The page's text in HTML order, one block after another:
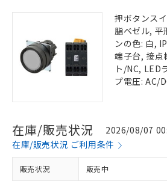
押ボタンス
脂ベゼル, 平
ンの色: 白,
端子台, 接点
ト/NC, LED
プ電圧: AC/
在庫/販売状況
2026/08/07
在庫/販売状況 ご利用条件
販売状況 販売中